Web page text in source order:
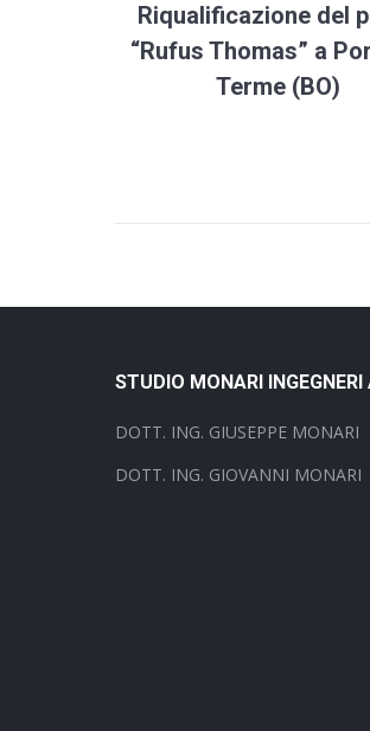
Riqualificazione del
“Rufus Thomas” a
Terme (BO)
STUDIO MONARI
DOTT. ING. GIUSEPPE MONARI
DOTT. ING. GIOVANNI MONARI